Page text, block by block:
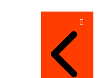
تصفّح
المقالات